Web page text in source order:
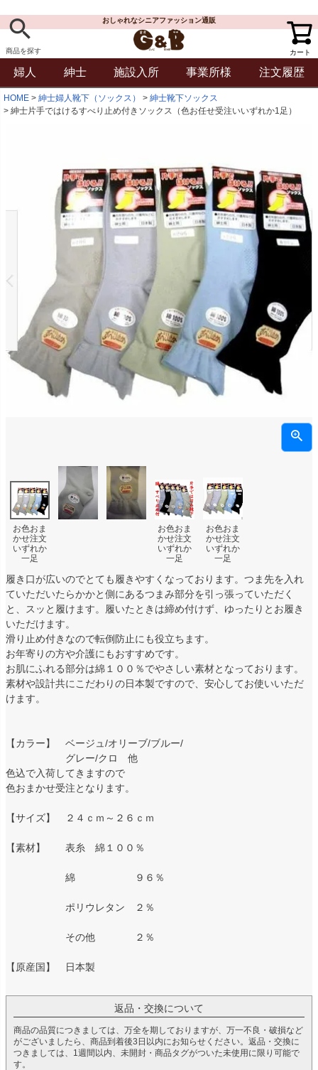
商品を探す
おしゃれなシニアファッション通販
カート
婦人 紳士 施設入所 事業所様 注文履歴
HOME 紳士婦人靴下（ソックス）
紳士靴下ソックス
紳士片手ではけるすべり止め付きソックス（色お任せ受注いいずれか1足）
お色おま
かせ注文
いずれか
一足
お色おま
かせ注文
いずれか
一足
お色おま
かせ注文
いずれか
一足
履き口が広いのでとても履きやすくなっております。つま先を入れ
ていただいたらかかと側にあるつまみ部分を引っ張っていただく
と、スッと履けます。履いたときは締め付けず、ゆったりとお履き
いただけます。
滑り止め付きなので転倒防止にも役立ちます。
お年寄りの方や介護にもおすすめです。
お肌にふれる部分は綿１００％でやさしい素材となっております。
素材や設計共にこだわりの日本製ですので、安心してお使いいただ
けます。
【カラー】 ベージュ/オリーブ/ブルー/
グレー/クロ 他
色込で入荷してきますので
色おまかせ受注となります。
【サイズ】 ２４ｃｍ～２６ｃｍ
【素材】 表糸 綿１００％
綿 ９６％
ポリウレタン ２％
その他 ２％
【原産国】 日本製
返品・交換について
商品の品質につきましては、万全を期しておりますが、万一不良・破損など
がございましたら、商品到着後3日以内にお知らせください。返品・交換に
つきましては、1週間以内、未開封・商品タグがついた未使用に限り可能で
す。